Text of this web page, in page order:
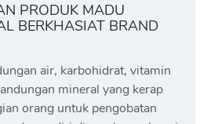
PRODUK MADU
BERKHASIAT BRAND
air, karbohidrat, vitamin
mineral yang kerap
orang untuk pengobatan